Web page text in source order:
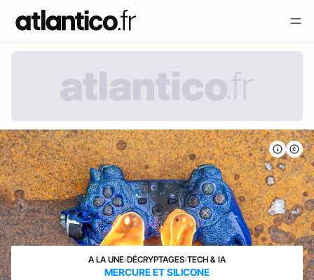
A LA UNE›DÉCRYPTAGES›TECH & IA
MERCURE ET SILICONE